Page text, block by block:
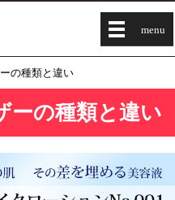
menu
の種類と違い
ーの種類と違い